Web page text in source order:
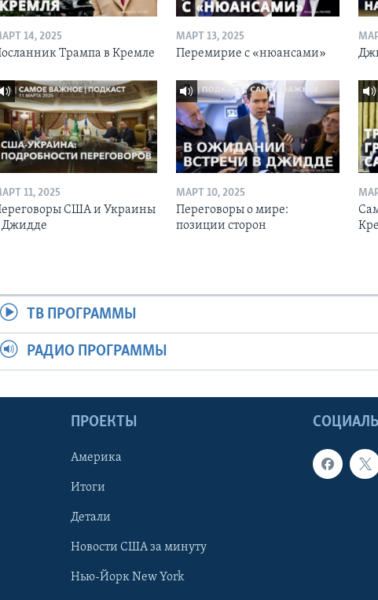
14, 2025
Трампа в Кремле
МАРТ 13, 2025
Перемирие с «нюансами»
11, 2025
США и Украины
Джидде
МАРТ 10, 2025
Переговоры о мире:
позиции сторон
ТВ ПРОГРАММЫ
РАДИО ПРОГРАММЫ
ПРОЕКТЫ
Америка
Итоги
Детали
Новости США за минуту
Нью-Йорк New York